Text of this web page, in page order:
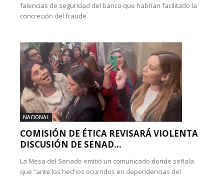
falencias de seguridad del banco que habrían facilitado la
concreción del fraude.
NACIONAL
COMISIÓN DE ÉTICA REVISARÁ VIOLENTA
DISCUSIÓN DE SENAD...
La Mesa del Senado emitió un comunicado donde señala
que “ante los hechos ocurridos en dependencias del